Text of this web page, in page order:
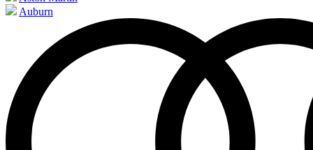
Auburn